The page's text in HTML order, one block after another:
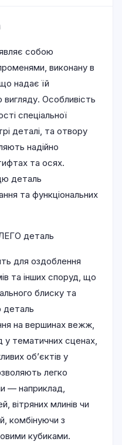
собою
виконану в
надає їй
Особливість
спеціальної
деталі, та отвору
надійно
та осях.
деталь
та функціональних
деталь
для оздоблення
та інших споруд, що
блиску та
деталь
на вершинах вежж,
у тематичних сценах,
об’єктів у
легко
— наприклад,
вітряних млинів чи
комбінуючи з
кубиками.